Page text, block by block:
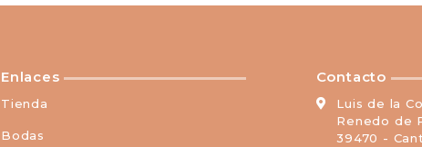
Enlaces
Tienda
Bodas
Contacto
Luis de la
Renedo de
39470 -